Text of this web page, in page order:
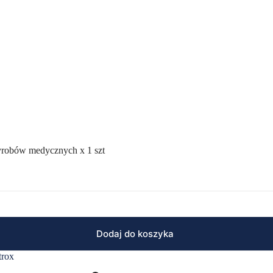
medycznych x 1 szt
Dodaj do koszyka